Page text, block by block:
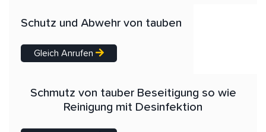
Schutz und Abwehr von tauben
Gleich Anrufen
Schmutz von tauber Beseitigung so wie
Reinigung mit Desinfektion